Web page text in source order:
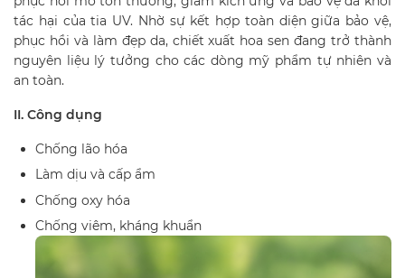
tác hại của tia UV. Nhờ sự kết hợp toàn diện giữa bảo vệ,
phục hồi và làm đẹp da, chiết xuất hoa sen đang trở thành
nguyên liệu lý tưởng cho các dòng mỹ phẩm tự nhiên và
an toàn.
II. Công dụng
Chống lão hóa
Làm dịu và cấp ẩm
Chống oxy hóa
Chống viêm, kháng khuẩn